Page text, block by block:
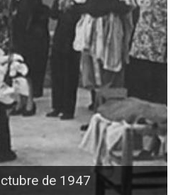
de 1947